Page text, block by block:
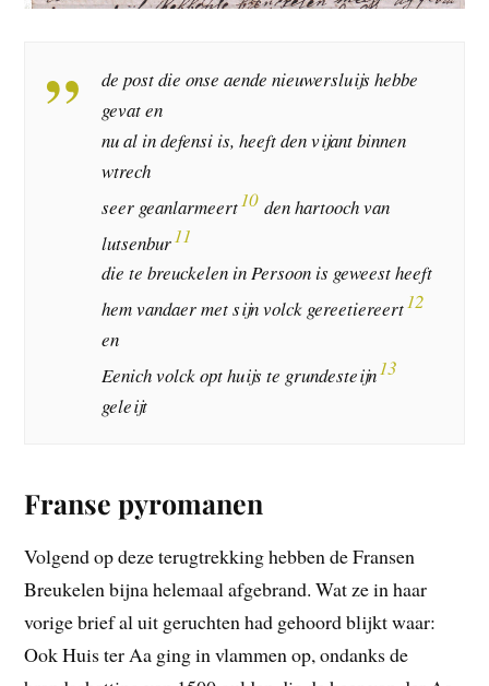
de post die onse aende nieuwersluijs hebbe
gevat en
nu al in defensi is, heeft den vijant binnen
wtrech
seer geanlarmeert10 den hartooch van
lutsenbur11
die te breuckelen in Persoon is geweest heeft
hem vandaer met sijn volck gereetiereert12
en
Eenich volck opt huijs te grundesteijn13
geleijt
Franse pyromanen
Volgend op deze terugtrekking hebben de Fransen
Breukelen bijna helemaal afgebrand. Wat ze in haar
vorige brief al uit geruchten had gehoord blijkt waar:
Ook Huis ter Aa ging in vlammen op, ondanks de